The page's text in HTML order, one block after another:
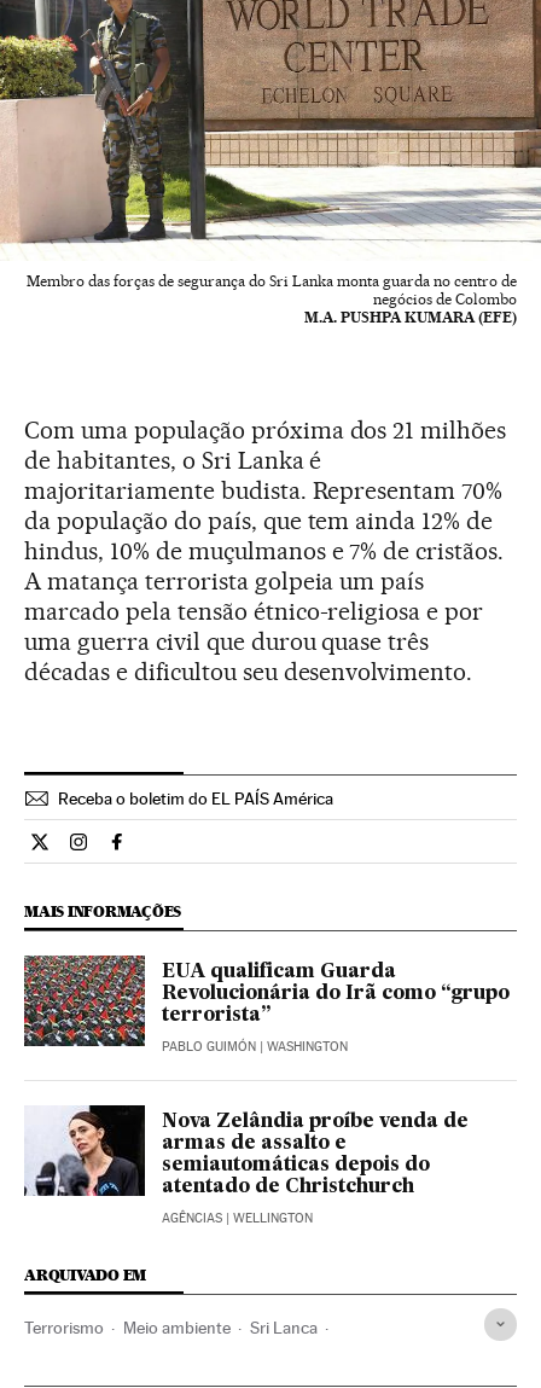
Membro das forças de segurança do Sri Lanka monta guarda no centro de
negócios de Colombo
M.A. PUSHPA KUMARA (EFE)
Com uma população próxima dos 21 milhões
de habitantes, o Sri Lanka é
majoritariamente budista. Representam 70%
da população do país, que tem ainda 12% de
hindus, 10% de muçulmanos e 7% de cristãos.
A matança terrorista golpeia um país
marcado pela tensão étnico-religiosa e por
uma guerra civil que durou quase três
décadas e dificultou seu desenvolvimento.
Receba o boletim do EL PAÍS América
Internacional El País Brasil en Twitter
Internacional El País Brasil en Instagram
Internacional El País Brasil en Facebook
MAIS INFORMAÇÕES
EUA qualificam Guarda
Revolucionária do Irã como “grupo
terrorista”
PABLO GUIMÓN | WASHINGTON
Nova Zelândia proíbe venda de
armas de assalto e
semiautomáticas depois do
atentado de Christchurch
AGÊNCIAS | WELLINGTON
ARQUIVADO EM
Terrorismo Meio ambiente Sri Lanca